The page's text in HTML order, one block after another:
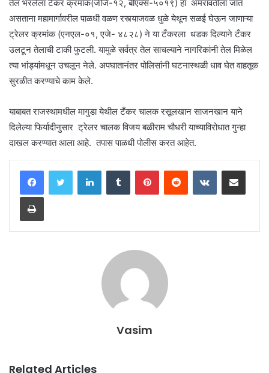
तेल भरलेला टैंकर क्रमांक(जीजे-१२, बीएक्स-५०१९) हा अमरावतीला जात
असताना महामार्गावरील पाळधी वळण रस्त्याजवळ धुळे येथून सळई घेऊन जाणाऱ्या
ट्रेलर क्रमांक (एनएल-०१, एजे- ४८२८) ने या टँकरला धडक दिल्याने टँकर
उलटून तेलाची टाकी फुटली. यामुळे सर्वत्र तेल साचल्याने नागरिकांनी तेल मिळेल
त्या भांड्यांमधून उचलून नेले. अपघातानंतर पोलिसांनी घटनास्थळी धाव घेत वाहतूक
सुरळीत करण्याचे काम केले.
याबाबत राजस्थामधील मागुडा येथील टँकर चालक रसूलखान साजनखान याने
दिलेल्या फिर्यादीनुसार ट्रेलर चालक विजय बळीराम चौधरी याच्याविरोधात गुन्हा
दाखल करण्यात आला आहे. तपास पाळधी पोलीस करत आहेत.
LinkedInTumblr PinterestReddit VKontakteShare via Email
Print
Vasim
Related Articles